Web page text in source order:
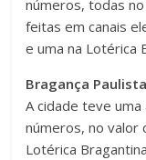
números, todas
feitas em canais
e uma na Lotérica
Bragança Paulista
A cidade teve
números, no valor
Lotérica